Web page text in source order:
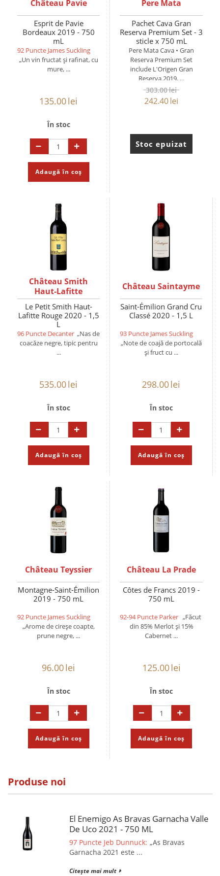
Château Pavie
Esprit de Pavie
Bordeaux 2019 - 750
mL
92 Puncte James Suckling
„Un vin fructat și rafinat, cu
mure, ...
135.00lei
În stoc
Adaugă în coș
Pere Mata
Pachet Cava Gran
Reserva Premium Set - 3
sticle x 750 mL
Pere Mata Cava • Gran
Reserva Premium Set
include L'Origen Gran
Reserva 2019, ...
303.00lei
242.40lei
Stoc epuizat
Château Smith
Haut-Lafitte
Le Petit Smith Haut-
Lafitte Rouge 2020 - 1,5
L
96 Puncte Decanter „Nas de
coacăze negre, tipic pentru
...
535.00lei
În stoc
Adaugă în coș
Château Saintayme
Saint-Émilion Grand Cru
Classé 2020 - 1,5 L
93 Puncte James Suckling
„Note de coajă de portocală
și fruct cu ...
298.00lei
În stoc
Adaugă în coș
Château Teyssier
Montagne-Saint-Émilion
2019 - 750 mL
92 Puncte James Suckling
„Arome de cireșe coapte,
prune negre, ...
96.00lei
În stoc
Adaugă în coș
Château La Prade
Côtes de Francs 2019 -
750 mL
92-94 Puncte Parker „Făcut
din 85% Merlot și 15%
Cabernet ...
125.00lei
În stoc
Adaugă în coș
Produse noi
El Enemigo As Bravas Garnacha Valle
De Uco 2021 - 750 ML
97 Puncte Jeb Dunnuck: „As Bravas
Garnacha 2021 este ...
Citește mai mult